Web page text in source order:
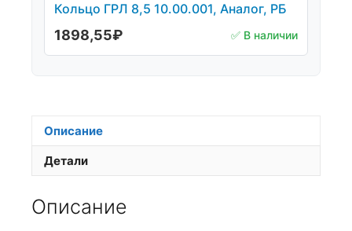
Кольцо ГРЛ 8,5 10.00.001, Аналог, РБ
1898,55₽ ✅ В наличии
Описание
Детали
Описание